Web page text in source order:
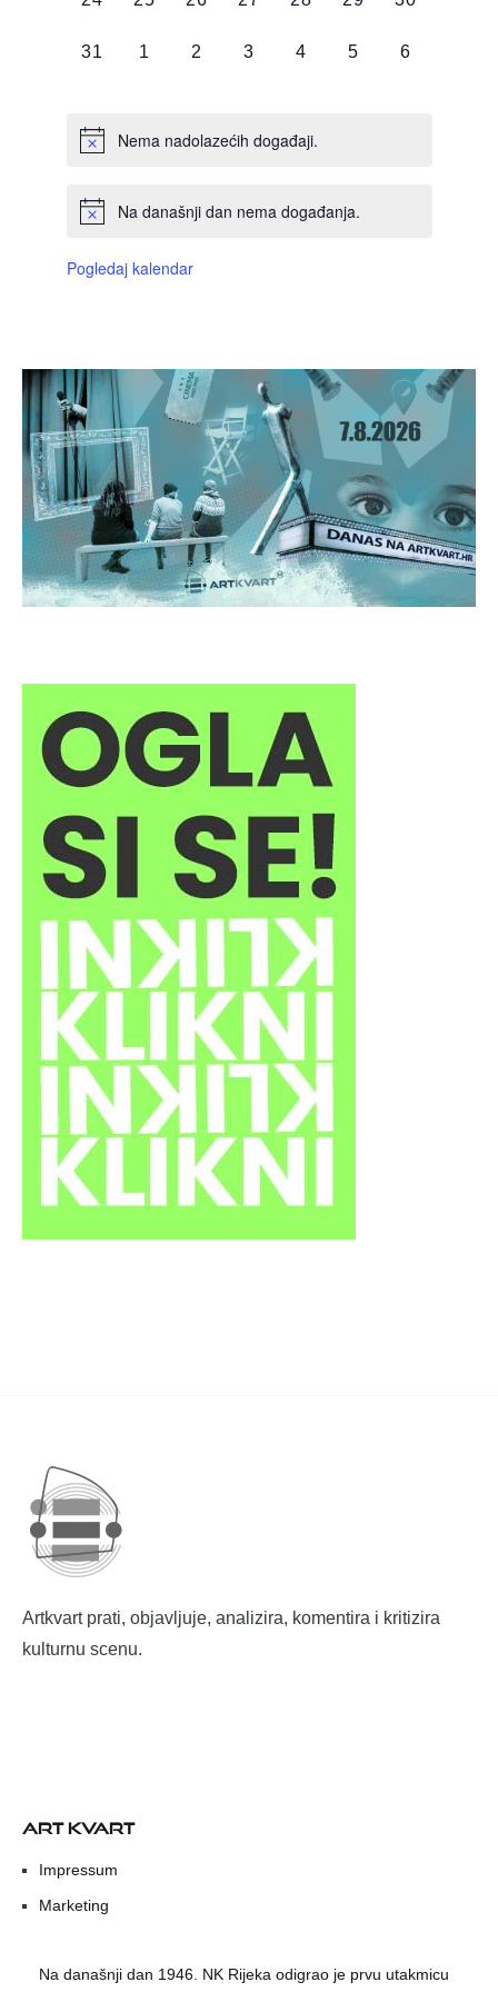
0
31
0
1
0
2
0
3
0
4
0
5
0
6
Nema nadolazećih događaji.
Na današnji dan nema događanja.
Pogledaj kalendar
Artkvart prati, objavljuje, analizira, komentira i kritizira
kulturnu scenu.
ART KVART
Impressum
Marketing
Na današnji dan 1946. NK Rijeka odigrao je prvu utakmicu